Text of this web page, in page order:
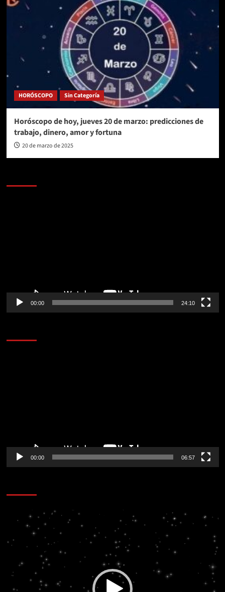
HORÓSCOPO Sin Categoría
Horóscopo de hoy, jueves 20 de marzo: predicciones de
trabajo, dinero, amor y fortuna
20 de marzo de 2025
00:00 24:10
00:00 06:57
Reproductor
vídeo